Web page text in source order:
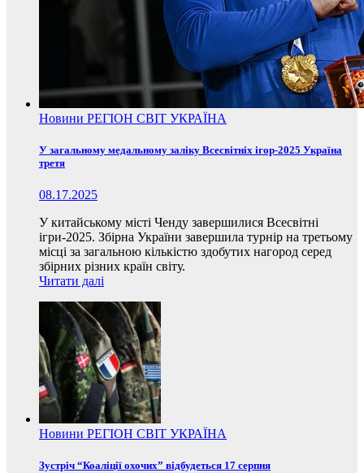
Новини РЕГІОН СВІТ УКРАЇНА
У загальному медальному заліку Всесвітніх ігор-2025 Україна
третя
08.17.2025
У китайському місті Ченду завершилися Всесвітні
ігри-2025. Збірна України завершила турнір на третьому
місці за загальною кількістю здобутих нагород серед
збірних різних країн світу.
Читати далі
Новини РЕГІОН СВІТ УКРАЇНА
Зустріч “Коаліції охочих” відбудеться 17 серпня